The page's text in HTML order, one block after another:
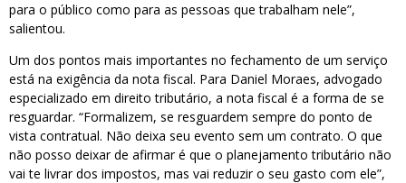
para o público como para as pessoas que trabalham nele”,
salientou.
Um dos pontos mais importantes no fechamento de um serviço
está na exigência da nota fiscal. Para Daniel Moraes, advogado
especializado em direito tributário, a nota fiscal é a forma de se
resguardar. “Formalizem, se resguardem sempre do ponto de
vista contratual. Não deixa seu evento sem um contrato. O que
não posso deixar de afirmar é que o planejamento tributário não
vai te livrar dos impostos, mas vai reduzir o seu gasto com ele”,